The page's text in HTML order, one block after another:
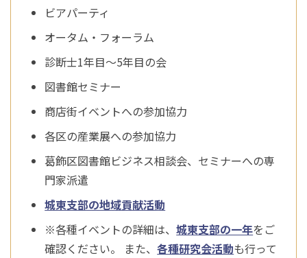
ビアパーティ
オータム・フォーラム
診断士1年目～5年目の会
図書館セミナー
商店街イベントへの参加協力
各区の産業展への参加協力
葛飾区図書館ビジネス相談会、セミナーへの専
門家派遣
城東支部の地域貢献活動
※各種イベントの詳細は、城東支部の一年をご
確認ください。 また、各種研究会活動も行って